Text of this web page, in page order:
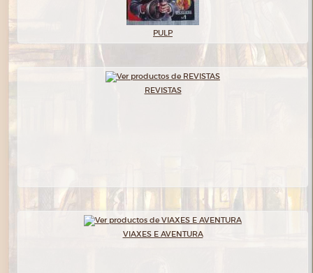
PULP
REVISTAS
VIAXES E AVENTURA